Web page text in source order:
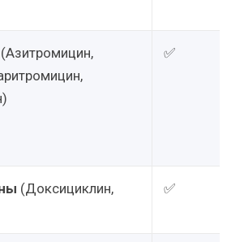
(Азитромицин,
✅
(Доксициклин,
✅